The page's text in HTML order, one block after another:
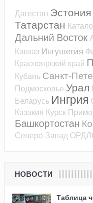
Дагестан Эстония
Татарстан
Дальний Восток
Кавказ Ингушетия
Красноярский край
Кубань Санкт-
Подмосковье Урал
Беларусь Ингрия
Казакия Курск
Башкортостан
Северо-Запад
НОВОСТИ
Таблица